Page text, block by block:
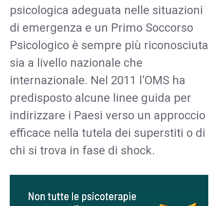
psicologica adeguata nelle situazioni
di emergenza e un Primo Soccorso
Psicologico è sempre più riconosciuta
sia a livello nazionale che
internazionale. Nel 2011 l’OMS ha
predisposto alcune linee guida per
indirizzare i Paesi verso un approccio
efficace nella tutela dei superstiti o di
chi si trova in fase di shock.